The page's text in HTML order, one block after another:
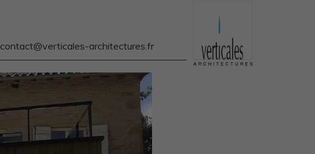
contact@verticales-architectures.fr